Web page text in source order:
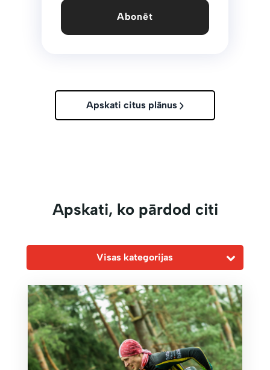
Abonēt
Apskati citus plānus
Apskati, ko pārdod citi
Visas kategorijas